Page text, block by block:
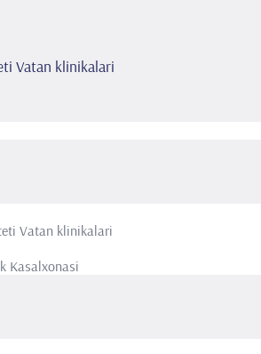
Vatan klinikalari
Vatan klinikalari
Kasalxonasi